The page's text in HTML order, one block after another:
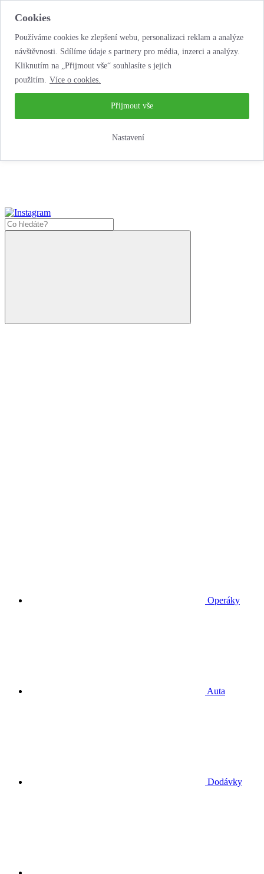
Cookies
Používáme cookies ke zlepšení webu, personalizaci reklam a analýze
návštěvnosti. Sdílíme údaje s partnery pro média, inzerci a analýzy.
Kliknutím na „Přijmout vše“ souhlasíte s jejich
použitím. Více o cookies.
Nastavení
Přijmout vše
...neobyčejná jízda životem!
Operáky
Auta
Dodávky